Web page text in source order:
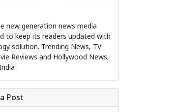
new generation news media
to keep its readers updated with
solution. Trending News, TV
Reviews and Hollywood News,
Post